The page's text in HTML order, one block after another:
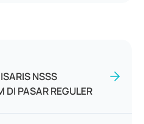
NSSS
DI PASAR REGULER